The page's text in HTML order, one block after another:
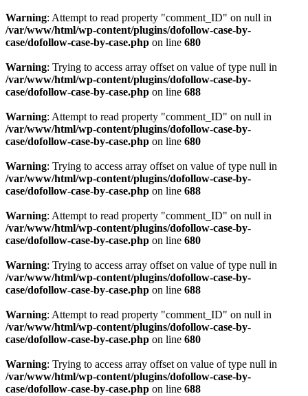
Warning: Attempt to read property "comment_ID" on null in
/var/www/html/wp-content/plugins/dofollow-case-by-
case/dofollow-case-by-case.php on line 680
Warning: Trying to access array offset on value of type null in
/var/www/html/wp-content/plugins/dofollow-case-by-
case/dofollow-case-by-case.php on line 688
Warning: Attempt to read property "comment_ID" on null in
/var/www/html/wp-content/plugins/dofollow-case-by-
case/dofollow-case-by-case.php on line 680
Warning: Trying to access array offset on value of type null in
/var/www/html/wp-content/plugins/dofollow-case-by-
case/dofollow-case-by-case.php on line 688
Warning: Attempt to read property "comment_ID" on null in
/var/www/html/wp-content/plugins/dofollow-case-by-
case/dofollow-case-by-case.php on line 680
Warning: Trying to access array offset on value of type null in
/var/www/html/wp-content/plugins/dofollow-case-by-
case/dofollow-case-by-case.php on line 688
Warning: Attempt to read property "comment_ID" on null in
/var/www/html/wp-content/plugins/dofollow-case-by-
case/dofollow-case-by-case.php on line 680
Warning: Trying to access array offset on value of type null in
/var/www/html/wp-content/plugins/dofollow-case-by-
case/dofollow-case-by-case.php on line 688